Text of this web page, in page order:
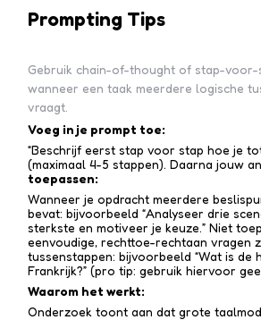
Prompting Tips
Gebruik chain-of-thought of stap-voor-
wanneer een taak meerdere logische
vraagt.
Voeg in je prompt toe:
“Beschrijf eerst stap voor stap hoe je
(maximaal 4-5 stappen). Daarna jouw
toepassen:
Wanneer je opdracht meerdere
bevat: bijvoorbeeld “Analyseer drie
sterkste en motiveer je keuze.” Niet
eenvoudige, rechttoe-recht­aan vragen
tussen­stappen: bijvoorbeeld “Wat is de
Frankrijk?” (pro tip: gebruik hiervoor
Waarom het werkt:
Onderzoek toont aan dat grote